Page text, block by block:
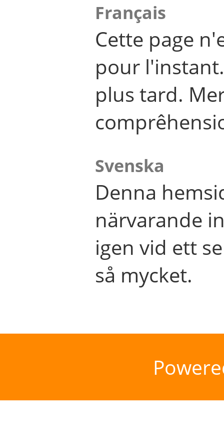
Français
Cette page
pour
plus tard.
Svenska
Denna
närvarande
igen vid ett
så mycket.